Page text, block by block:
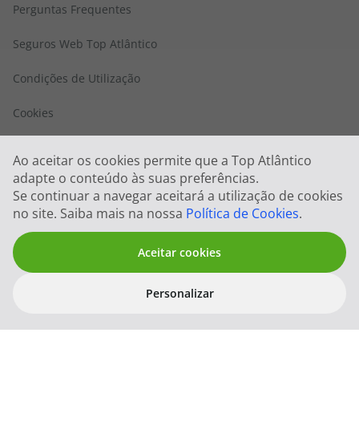
Abrir
filtros
Ao aceitar os cookies permite que a Top Atlântico
adapte o conteúdo às suas preferências.
Se continuar a navegar aceitará a utilização de cookies
no site. Saiba mais na nossa Política de Cookies.
Aceitar cookies
Personalizar
Perguntas Frequentes
Seguros Web Top Atlântico
Condições de Utilização
Cookies
Politica Sistema de Gestão Integrado
Privacidade
Quem somos